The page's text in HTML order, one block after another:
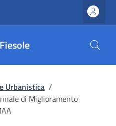
Urbanistica /
di Miglioramento